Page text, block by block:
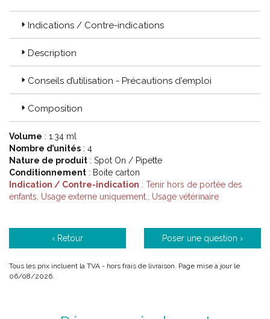
Indications / Contre-indications
Description
Conseils d’utilisation - Précautions d'emploi
Composition
Volume : 1.34 ml
Nombre d’unités : 4
Nature de produit : Spot On / Pipette
Conditionnement : Boite carton
Indication / Contre-indication : Tenir hors de portée des
enfants, Usage externe uniquement., Usage vétérinaire
‹ Retour Poser une question ›
Tous les prix incluent la TVA - hors frais de livraison. Page mise à jour le
06/08/2026.